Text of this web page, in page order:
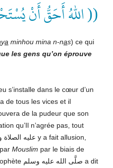
(( اللهُ أَحَقُّ أَنْ
ya minhou mina n-nas) ce qui
les gens qu’on éprouve
s’installe dans le cœur d’un
de tous les vices et il
de la pudeur que son
qu’Il n’agrée pas, tout
Mouslim par le biais de
le Prophète صلَّى الله عليه وسلم a dit